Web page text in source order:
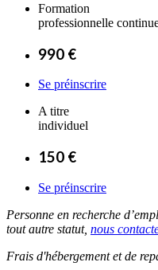
Formation
professionnelle
990 €
Se préinscrire
A titre
individuel
150 €
Se préinscrire
Personne en recherche
tout autre statut, nous
Frais d'hébergement et de